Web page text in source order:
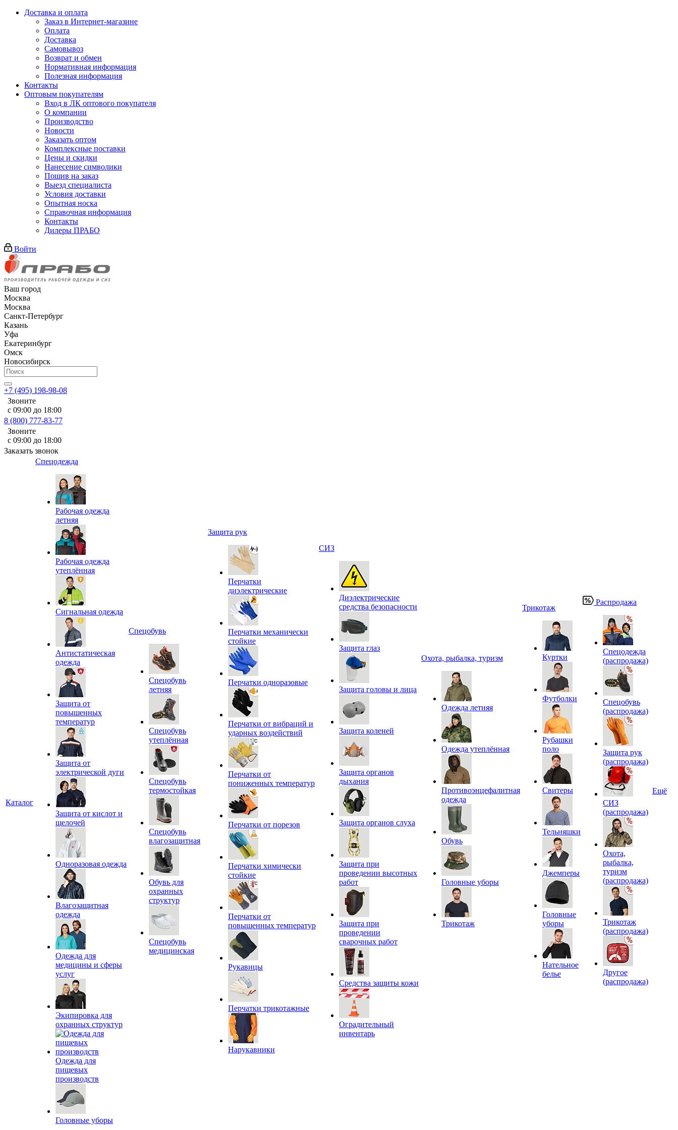
Доставка и оплата
Заказ в Интернет-магазине
Оплата
Доставка
Самовывоз
Возврат и обмен
Нормативная информация
Полезная информация
Контакты
Оптовым покупателям
Вход в ЛК оптового покупателя
О компании
Производство
Новости
Заказать оптом
Комплексные поставки
Цены и скидки
Нанесение символики
Пошив на заказ
Выезд специалиста
Условия доставки
Опытная носка
Справочная информация
Контакты
Дилеры ПРАБО
Войти
Ваш город
Москва
Москва
Санкт-Петербург
Казань
Уфа
Екатеринбург
Омск
Новосибирск
+7 (495) 198-98-08
Звоните
с 09:00 до 18:00
8 (800) 777-83-77
Звоните
с 09:00 до 18:00
Заказать звонок
Каталог
Спецодежда
Рабочая одежда
летняя
Рабочая одежда
утеплённая
Сигнальная одежда
Антистатическая
одежда
Защита от
повышенных
температур
Защита от
электрической дуги
Защита от кислот и
щелочей
Одноразовая одежда
Влагозащитная
одежда
Одежда для
медицины и сферы
услуг
Экипировка для
охранных структур
Одежда для
пищевых
производств
Головные уборы
Спецобувь
Спецобувь
летняя
Спецобувь
утеплённая
Спецобувь
термостойкая
Спецобувь
влагозащитная
Обувь для
охранных
структур
Спецобувь
медицинская
Защита рук
Перчатки
диэлектрические
Перчатки механически
стойкие
Перчатки одноразовые
Перчатки от вибраций и
ударных воздействий
Перчатки от
пониженных температур
Перчатки от порезов
Перчатки химически
стойкие
Перчатки от
повышенных температур
Рукавицы
Перчатки трикотажные
Нарукавники
СИЗ
Диэлектрические
средства безопасности
Защита глаз
Защита головы и лица
Защита коленей
Защита органов
дыхания
Защита органов слуха
Защита при
проведении высотных
работ
Защита при
проведении
сварочных работ
Средства защиты кожи
Оградительный
инвентарь
Охота, рыбалка, туризм
Одежда летняя
Одежда утеплённая
Противоэнцефалитная
одежда
Обувь
Головные уборы
Трикотаж
Трикотаж
Куртки
Футболки
Рубашки
поло
Свитеры
Тельняшки
Джемперы
Головные
уборы
Нательное
белье
Распродажа
Спецодежда
(распродажа)
Спецобувь
(распродажа)
Защита рук
(распродажа)
СИЗ
(распродажа)
Охота,
рыбалка,
туризм
(распродажа)
Трикотаж
(распродажа)
Другое
(распродажа)
Ещё